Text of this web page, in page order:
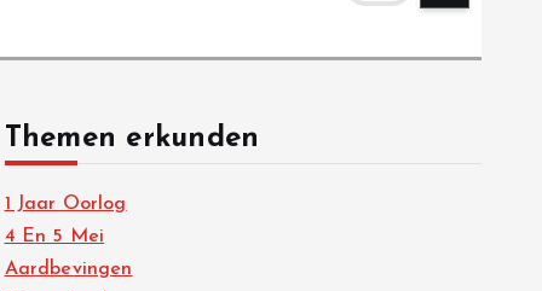
Themen erkunden
1 Jaar Oorlog
4 En 5 Mei
Aardbevingen